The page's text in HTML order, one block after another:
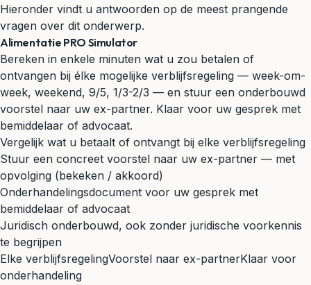
Hieronder vindt u antwoorden op de meest prangende
vragen over dit onderwerp.
Alimentatie PRO Simulator
Bereken in enkele minuten wat u zou betalen of
ontvangen bij élke mogelijke verblijfsregeling — week-om-
week, weekend, 9/5, 1/3-2/3 — en stuur een onderbouwd
voorstel naar uw ex-partner. Klaar voor uw gesprek met
bemiddelaar of advocaat.
Vergelijk wat u betaalt of ontvangt bij elke verblijfsregeling
Stuur een concreet voorstel naar uw ex-partner — met
opvolging (bekeken / akkoord)
Onderhandelingsdocument voor uw gesprek met
bemiddelaar of advocaat
Juridisch onderbouwd, ook zonder juridische voorkennis
te begrijpen
Elke verblijfsregelingVoorstel naar ex-partnerKlaar voor
onderhandeling